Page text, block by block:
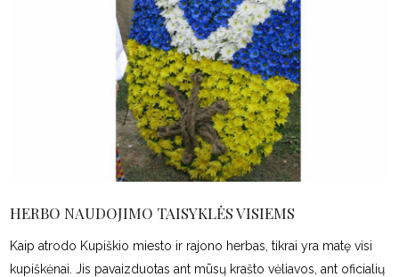
HERBO NAUDOJIMO TAISYKLĖS VISIEMS
Kaip atrodo Kupiškio miesto ir rajono herbas, tikrai yra matę visi
kupiškėnai. Jis pavaizduotas ant mūsų krašto vėliavos, ant oficialių